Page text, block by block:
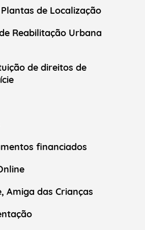
Plantas de Localização
Reabilitação Urbana
de direitos de
financiados
Amiga das Crianças